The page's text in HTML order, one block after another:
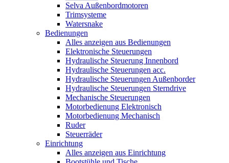
Selva Außenbordmotoren
Trimsysteme
Watersnake
Bedienungen
Alles anzeigen aus Bedienungen
Elektronische Steuerungen
Hydraulische Steuerung Innenbord
Hydraulische Steuerungen acc.
Hydraulische Steuerungen Außenborder
Hydraulische Steuerungen Sterndrive
Mechanische Steuerungen
Motorbedienung Elektronisch
Motorbedienung Mechanisch
Ruder
Steuerräder
Einrichtung
Alles anzeigen aus Einrichtung